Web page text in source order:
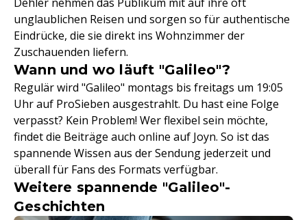
unglaublichen Reisen und sorgen so für authentische
Eindrücke, die sie direkt ins Wohnzimmer der
Zuschauenden liefern.
Wann und wo läuft "Galileo"?
Regulär wird "Galileo" montags bis freitags um 19:05
Uhr auf ProSieben ausgestrahlt. Du hast eine Folge
verpasst? Kein Problem! Wer flexibel sein möchte,
findet die Beiträge auch online auf Joyn. So ist das
spannende Wissen aus der Sendung jederzeit und
überall für Fans des Formats verfügbar.
Weitere spannende "Galileo"-
Geschichten